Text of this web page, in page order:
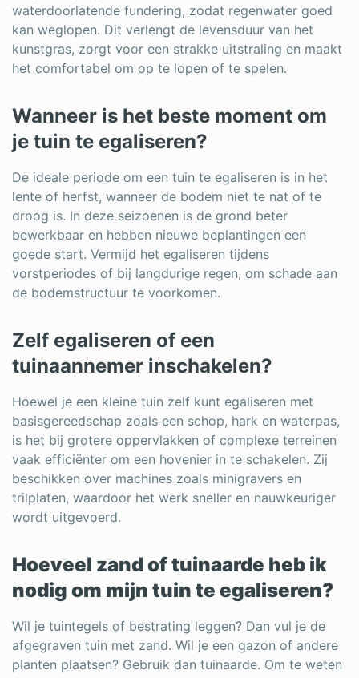
waterdoorlatende fundering, zodat regenwater goed
kan weglopen. Dit verlengt de levensduur van het
kunstgras, zorgt voor een strakke uitstraling en maakt
het comfortabel om op te lopen of te spelen.
Wanneer is het beste moment om
je tuin te egaliseren?
De ideale periode om een tuin te egaliseren is in het
lente of herfst, wanneer de bodem niet te nat of te
droog is. In deze seizoenen is de grond beter
bewerkbaar en hebben nieuwe beplantingen een
goede start. Vermijd het egaliseren tijdens
vorstperiodes of bij langdurige regen, om schade aan
de bodemstructuur te voorkomen.
Zelf egaliseren of een
tuinaannemer inschakelen?
Hoewel je een kleine tuin zelf kunt egaliseren met
basisgereedschap zoals een schop, hark en waterpas,
is het bij grotere oppervlakken of complexe terreinen
vaak efficiënter om een hovenier in te schakelen. Zij
beschikken over machines zoals minigravers en
trilplaten, waardoor het werk sneller en nauwkeuriger
wordt uitgevoerd.
Hoeveel zand of tuinaarde heb ik
nodig om mijn tuin te egaliseren?
Wil je tuintegels of bestrating leggen? Dan vul je de
afgegraven tuin met zand. Wil je een gazon of andere
planten plaatsen? Gebruik dan tuinaarde. Om te weten